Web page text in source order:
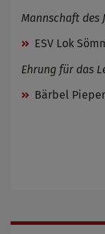
Mannschaft des
ESV Lok
Ehrung für das
Bärbel